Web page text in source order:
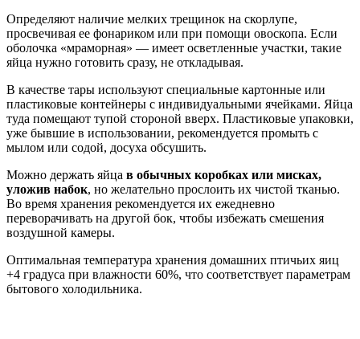
Определяют наличие мелких трещинок на скорлупе,
просвечивая ее фонариком или при помощи овоскопа. Если
оболочка «мраморная» — имеет осветленные участки, такие
яйца нужно готовить сразу, не откладывая.
В качестве тары используют специальные картонные или
пластиковые контейнеры с индивидуальными ячейками. Яйца
туда помещают тупой стороной вверх. Пластиковые упаковки,
уже бывшие в использовании, рекомендуется промыть с
мылом или содой, досуха обсушить.
Можно держать яйца в обычных коробках или мисках,
уложив набок, но желательно прослоить их чистой тканью.
Во время хранения рекомендуется их ежедневно
переворачивать на другой бок, чтобы избежать смешения
воздушной камеры.
Оптимальная температура хранения домашних птичьих яиц
+4 градуса при влажности 60%, что соответствует параметрам
бытового холодильника.